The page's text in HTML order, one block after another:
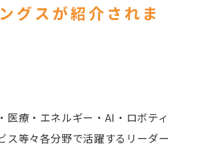
グスが紹介されま
医療・エネルギー・AI・ロボティ
ス等々各分野で活躍するリーダー